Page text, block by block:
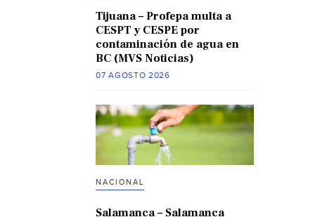
Tijuana – Profepa multa a
CESPT y CESPE por
contaminación de agua en
BC (MVS Noticias)
07 AGOSTO 2026
NACIONAL
Salamanca – Salamanca